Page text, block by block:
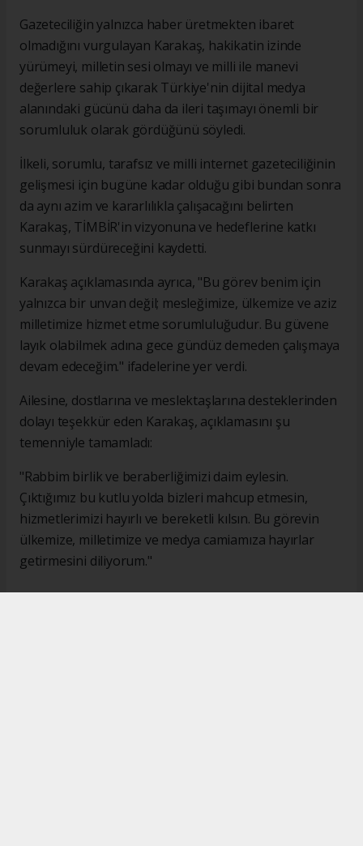
Gazeteciliğin yalnızca haber üretmekten ibaret
olmadığını vurgulayan Karakaş, hakikatin izinde
yürümeyi, milletin sesi olmayı ve milli ile manevi
değerlere sahip çıkarak Türkiye'nin dijital medya
alanındaki gücünü daha da ileri taşımayı önemli bir
sorumluluk olarak gördüğünü söyledi.
İlkeli, sorumlu, tarafsız ve milli internet gazeteciliğinin
gelişmesi için bugüne kadar olduğu gibi bundan sonra
da aynı azim ve kararlılıkla çalışacağını belirten
Karakaş, TİMBİR'in vizyonuna ve hedeflerine katkı
sunmayı sürdüreceğini kaydetti.
Karakaş açıklamasında ayrıca, "Bu görev benim için
yalnızca bir unvan değil; mesleğimize, ülkemize ve aziz
milletimize hizmet etme sorumluluğudur. Bu güvene
layık olabilmek adına gece gündüz demeden çalışmaya
devam edeceğim." ifadelerine yer verdi.
Ailesine, dostlarına ve meslektaşlarına desteklerinden
dolayı teşekkür eden Karakaş, açıklamasını şu
temenniyle tamamladı:
"Rabbim birlik ve beraberliğimizi daim eylesin.
Çıktığımız bu kutlu yolda bizleri mahcup etmesin,
hizmetlerimizi hayırlı ve bereketli kılsın. Bu görevin
ülkemize, milletimize ve medya camiamıza hayırlar
getirmesini diliyorum."